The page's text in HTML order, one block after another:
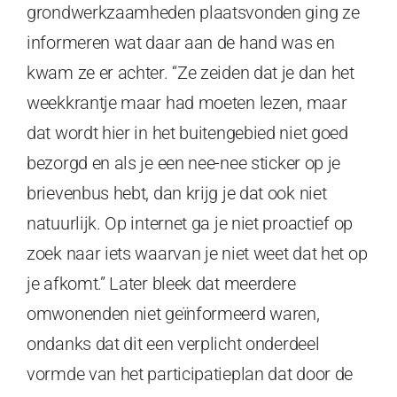
grondwerkzaamheden plaatsvonden ging ze
informeren wat daar aan de hand was en
kwam ze er achter. “Ze zeiden dat je dan het
weekkrantje maar had moeten lezen, maar
dat wordt hier in het buitengebied niet goed
bezorgd en als je een nee-nee sticker op je
brievenbus hebt, dan krijg je dat ook niet
natuurlijk. Op internet ga je niet proactief op
zoek naar iets waarvan je niet weet dat het op
je afkomt.” Later bleek dat meerdere
omwonenden niet geïnformeerd waren,
ondanks dat dit een verplicht onderdeel
vormde van het participatieplan dat door de